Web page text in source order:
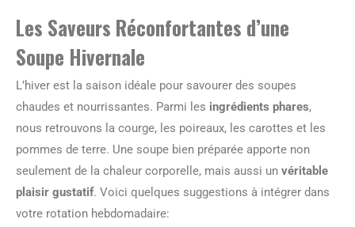
Les Saveurs Réconfortantes d’une
Soupe Hivernale
L’hiver est la saison idéale pour savourer des soupes
chaudes et nourrissantes. Parmi les ingrédients phares,
nous retrouvons la courge, les poireaux, les carottes et les
pommes de terre. Une soupe bien préparée apporte non
seulement de la chaleur corporelle, mais aussi un véritable
plaisir gustatif. Voici quelques suggestions à intégrer dans
votre rotation hebdomadaire: